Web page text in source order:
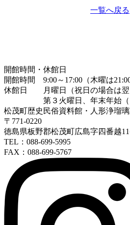
一覧へ戻る
開館時間・休館日
開館時間 9:00～17:00（木曜は21:00
休館日 月曜日（祝日の場合は翌
第３火曜日、年末年始（12/
松茂町歴史民俗資料館・人形浄瑠
〒771-0220
徳島県板野郡松茂町広島字四番越
TEL：088-699-5995
FAX：088-699-5767